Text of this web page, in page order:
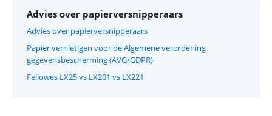
Advies over papierversnipperaars
Advies over papierversnipperaars
Papier vernietigen voor de Algemene verordening
gegevensbescherming (AVG/GDPR)
Fellowes LX25 vs LX201 vs LX221